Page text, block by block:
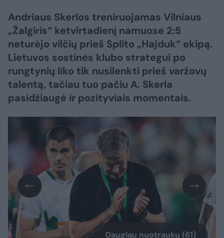
Andriaus Skerlos treniruojamas Vilniaus
„Žalgiris“ ketvirtadienį namuose 2:5
neturėjo vilčių prieš Splito „Hajduk“ ekipą.
Lietuvos sostinės klubo strategui po
rungtynių liko tik nusilenkti prieš varžovų
talentą, tačiau tuo pačiu A. Skerla
pasidžiaugė ir pozityviais momentais.
Daugiau nuotraukų (61)